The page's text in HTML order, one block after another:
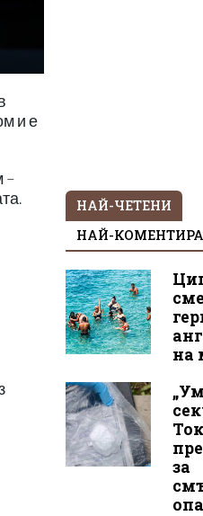
и е
–
НАЙ-ЧЕТЕНИ
НАЙ-
на
за